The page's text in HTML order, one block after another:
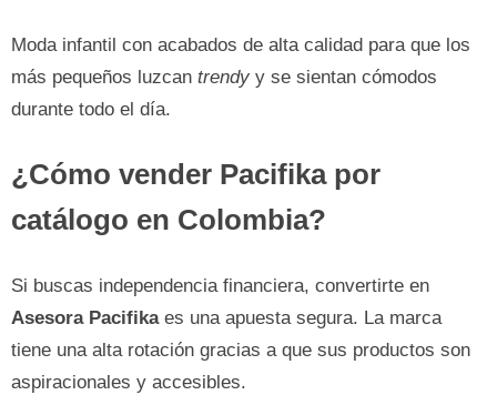
Moda infantil con acabados de alta calidad para que los
más pequeños luzcan trendy y se sientan cómodos
durante todo el día.
¿Cómo vender Pacifika por
catálogo en Colombia?
Si buscas independencia financiera, convertirte en
Asesora Pacifikaes una apuesta segura. La marca
tiene una alta rotación gracias a que sus productos son
aspiracionales y accesibles.